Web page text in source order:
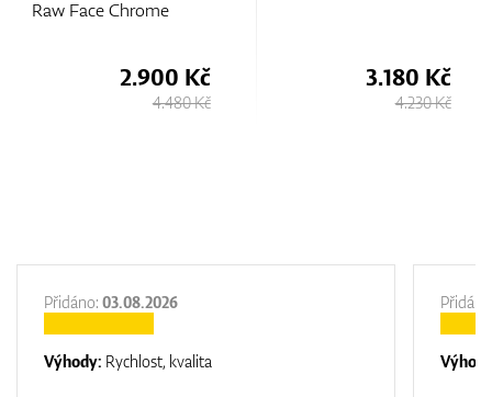
3.180 Kč
4.230 Kč
4.230 Kč
4.980 Kč
Přidáno: 03.08.2026
Výhody: Rychlost, kvalita